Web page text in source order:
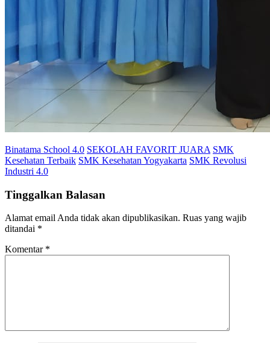
Binatama School 4.0 SEKOLAH FAVORIT JUARA SMK
Kesehatan Terbaik SMK Kesehatan Yogyakarta SMK Revolusi
Industri 4.0
Tinggalkan Balasan
Alamat email Anda tidak akan dipublikasikan. Ruas yang wajib
ditandai *
Komentar *